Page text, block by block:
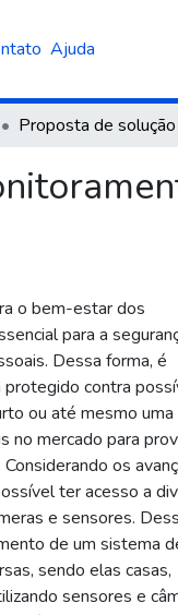
Ajuda
o bem-estar dos
para a
Dessa forma, é
contra
ou até mesmo uma
no mercado para
os
ter acesso a
e sensores.
de um sistema
sendo elas casas,
sensores e